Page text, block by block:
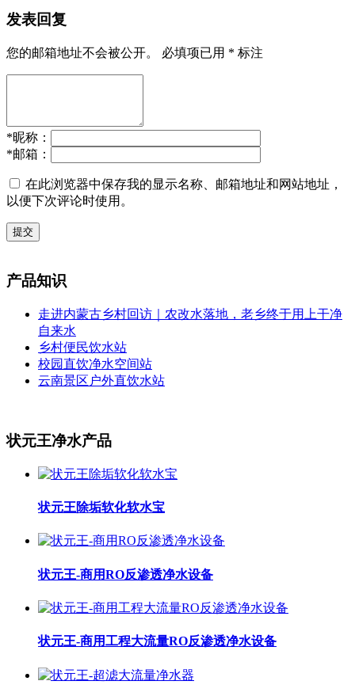
发表回复
您的邮箱地址不会被公开。 必填项已用 * 标注
*昵称：
*邮箱：
在此浏览器中保存我的显示名称、邮箱地址和网站地址，
以便下次评论时使用。
提交
产品知识
走进内蒙古乡村回访｜农改水落地，老乡终于用上干净
自来水
乡村便民饮水站
校园直饮净水空间站
云南景区户外直饮水站
状元王净水产品
状元王除垢软化软水宝
状元王-商用RO反渗透净水设备
状元王-商用工程大流量RO反渗透净水设备